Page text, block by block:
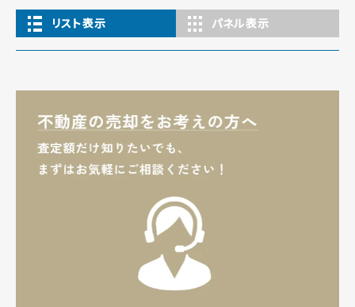
リスト表示 パネル表示